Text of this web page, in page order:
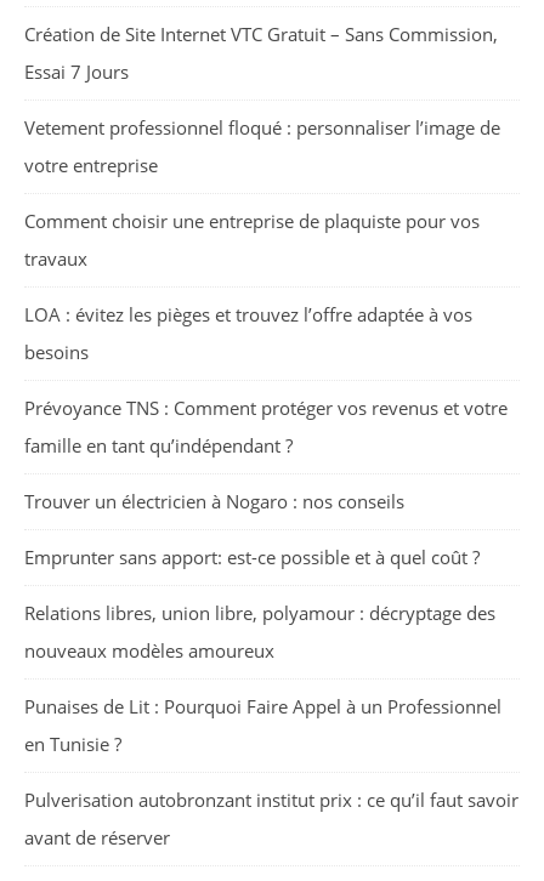
Création de Site Internet VTC Gratuit – Sans Commission,
Essai 7 Jours
Vetement professionnel floqué : personnaliser l’image de
votre entreprise
Comment choisir une entreprise de plaquiste pour vos
travaux
LOA : évitez les pièges et trouvez l’offre adaptée à vos
besoins
Prévoyance TNS : Comment protéger vos revenus et votre
famille en tant qu’indépendant ?
Trouver un électricien à Nogaro : nos conseils
Emprunter sans apport: est-ce possible et à quel coût ?
Relations libres, union libre, polyamour : décryptage des
nouveaux modèles amoureux
Punaises de Lit : Pourquoi Faire Appel à un Professionnel
en Tunisie ?
Pulverisation autobronzant institut prix : ce qu’il faut savoir
avant de réserver